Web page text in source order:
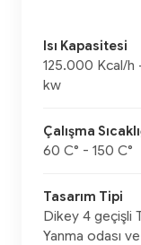
Isı Kapasitesi
125.000 Kcal/h
kw
Çalışma
60 C° - 150 C°
Tasarım Tipi
Dikey 4 geçişli
Yanma odası